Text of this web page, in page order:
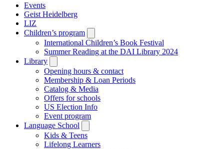
Events
Geist Heidelberg
LIZ
Children’s program
submenu
International Children’s Book Festival
Summer Reading at the DAI Library 2024
Library
submenu
Opening hours & contact
Membership & Loan Periods
Catalog & Media
Offers for schools
US Election Info
Event program
Language School
submenu
Kids & Teens
Lifelong Learners